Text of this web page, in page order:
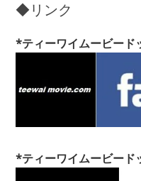
◆リンク
*ティーワイムービード
*ティーワイムービー